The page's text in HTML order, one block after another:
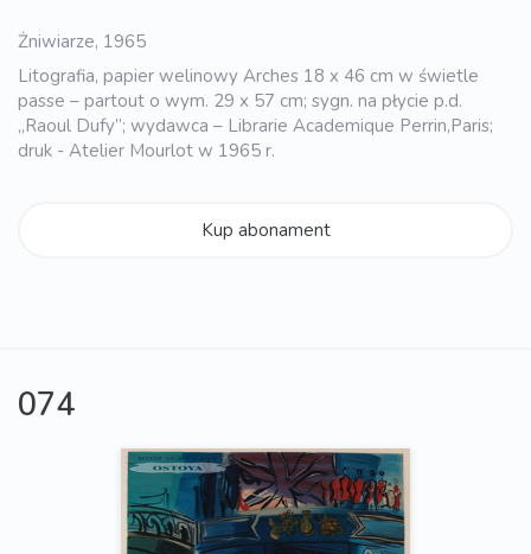
Żniwiarze, 1965
Litografia, papier welinowy Arches 18 x 46 cm w świetle
passe – partout o wym. 29 x 57 cm; sygn. na płycie p.d.
„Raoul Dufy”; wydawca – Librarie Academique Perrin,Paris;
druk - Atelier Mourlot w 1965 r.
Kup abonament
074